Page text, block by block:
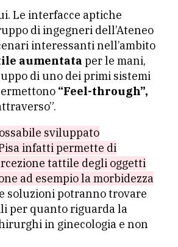
Le interfacce aptiche
di ingegneri dell’Ateneo
interessanti nell’ambito
aumentata per le mani,
di uno dei primi sistemi
“Feel-through”,
sviluppato
infatti permette di
tattile degli oggetti
ad esempio la morbidezza
soluzioni potranno trovare
per quanto riguarda la
in ginecologia e non